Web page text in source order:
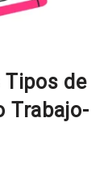
Tipos de
Trabajo-